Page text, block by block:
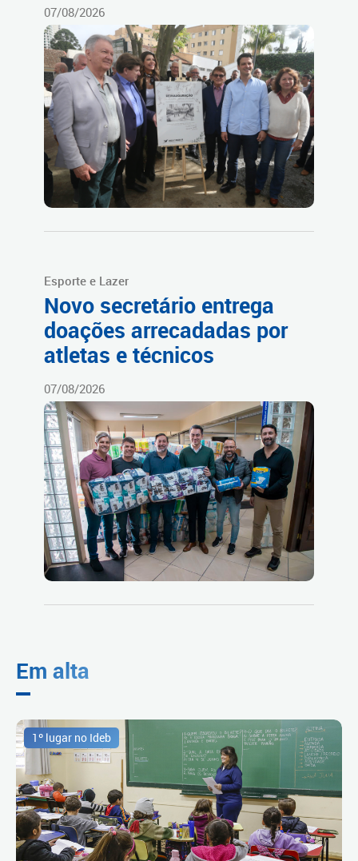
07/08/2026
Esporte e Lazer
Novo secretário entrega
doações arrecadadas por
atletas e técnicos
07/08/2026
Em alta
1º lugar no Ideb